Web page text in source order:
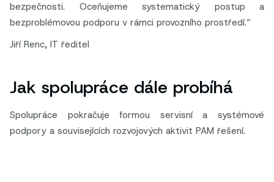
bezpečnosti. Oceňujeme systematický postup a
bezproblémovou podporu v rámci provozního prostředí.“
Jiří Renc, IT ředitel
Jak spolupráce dále probíhá
Spolupráce pokračuje formou servisní a systémové
podpory a souvisejících rozvojových aktivit PAM řešení.